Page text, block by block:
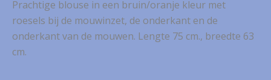
Prachtige blouse in een bruin/oranje kleur met
roesels bij de mouwinzet, de onderkant en de
onderkant van de mouwen. Lengte 75 cm., breedte 63
cm.